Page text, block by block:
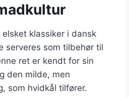
klassiker i dansk
serveres som tilbehør til
ret er kendt for sin
den milde, men
som hvidkål tilfører.